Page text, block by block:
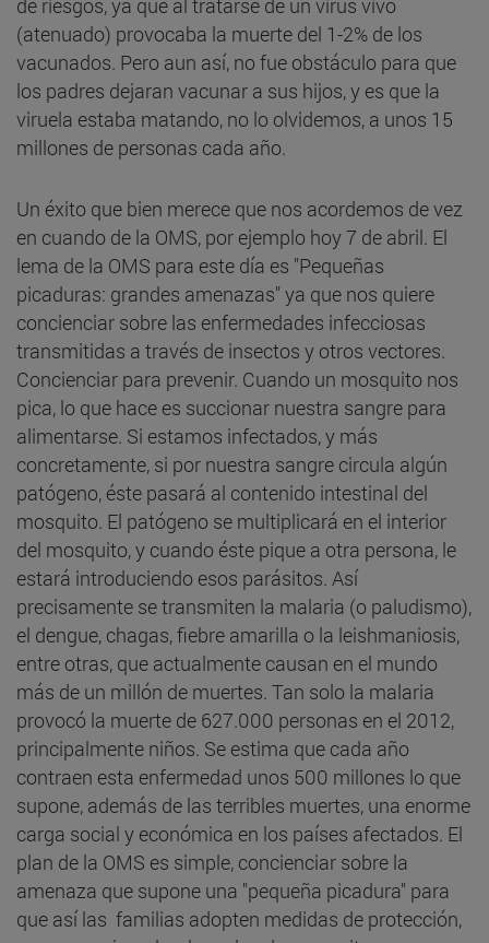
(atenuado) provocaba la muerte del 1-2% de los
vacunados. Pero aun así, no fue obstáculo para que
los padres dejaran vacunar a sus hijos, y es que la
viruela estaba matando, no lo olvidemos, a unos 15
millones de personas cada año.
Un éxito que bien merece que nos acordemos de vez
en cuando de la OMS, por ejemplo hoy 7 de abril. El
lema de la OMS para este día es "Pequeñas
picaduras: grandes amenazas" ya que nos quiere
concienciar sobre las enfermedades infecciosas
transmitidas a través de insectos y otros vectores.
Concienciar para prevenir. Cuando un mosquito nos
pica, lo que hace es succionar nuestra sangre para
alimentarse. Si estamos infectados, y más
concretamente, si por nuestra sangre circula algún
patógeno, éste pasará al contenido intestinal del
mosquito. El patógeno se multiplicará en el interior
del mosquito, y cuando éste pique a otra persona, le
estará introduciendo esos parásitos. Así
precisamente se transmiten la malaria (o paludismo),
el dengue, chagas, fiebre amarilla o la leishmaniosis,
entre otras, que actualmente causan en el mundo
más de un millón de muertes. Tan solo la malaria
provocó la muerte de 627.000 personas en el 2012,
principalmente niños. Se estima que cada año
contraen esta enfermedad unos 500 millones lo que
supone, además de las terribles muertes, una enorme
carga social y económica en los países afectados. El
plan de la OMS es simple, concienciar sobre la
amenaza que supone una "pequeña picadura" para
que así las familias adopten medidas de protección,